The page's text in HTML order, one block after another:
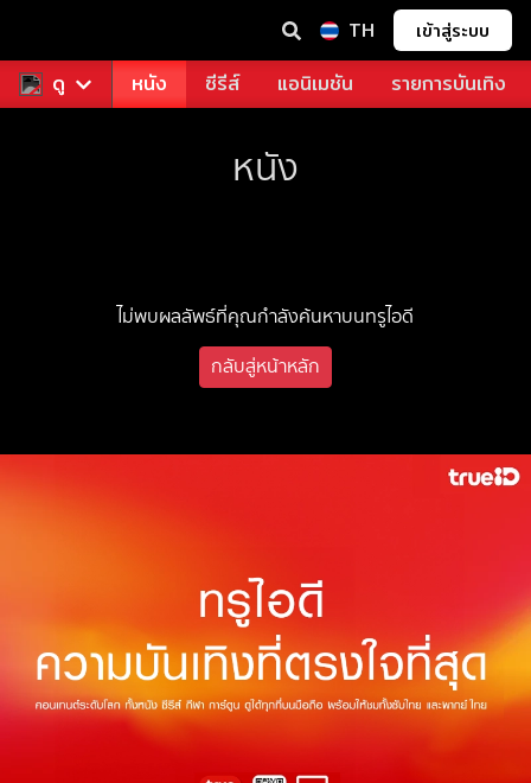
TH เข้าสู่ระบบ
ดูดูฟรี หนัง ซีรีส์ แอนิเมชัน รายการบันเทิง
หนัง
ไม่พบผลลัพธ์ที่คุณกำลังค้นหาบนทรูไอดี
กลับสู่หน้าหลัก